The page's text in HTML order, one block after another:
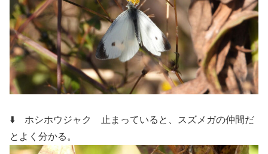
⬇️ ホシホウジャク 止まっていると
、スズメガの仲間だ
とよく分かる。